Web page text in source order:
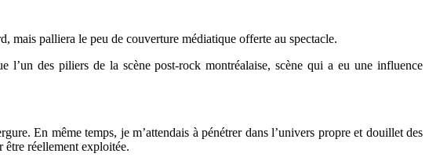
palliera le peu de couverture médiatique offerte au spectacle.
l’un des piliers de la scène post-rock montréalaise, scène qui a eu une influence
En même temps, je m’attendais à pénétrer dans l’univers propre et douillet des
être réellement exploitée.